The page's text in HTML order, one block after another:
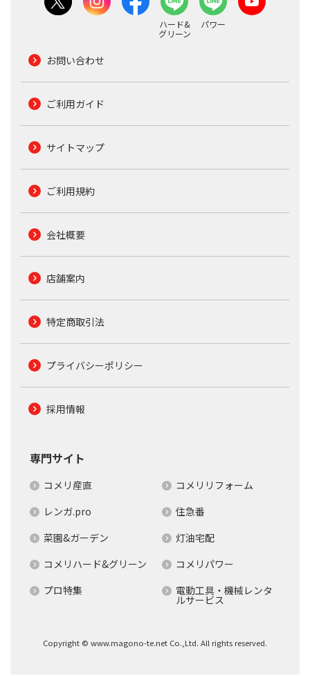
ハード&
グリーン
パワー
お問い合わせ
ご利用ガイド
サイトマップ
ご利用規約
会社概要
店舗案内
特定商取引法
プライバシーポリシー
採用情報
専門サイト
コメリ産直
コメリリフォーム
レンガ.pro
住急番
菜園&ガーデン
灯油宅配
コメリハード&グリーン
コメリパワー
プロ特集
電動工具・機械レンタ
ルサービス
Copyright © www.magono-te.net Co.,Ltd. All rights reserved.